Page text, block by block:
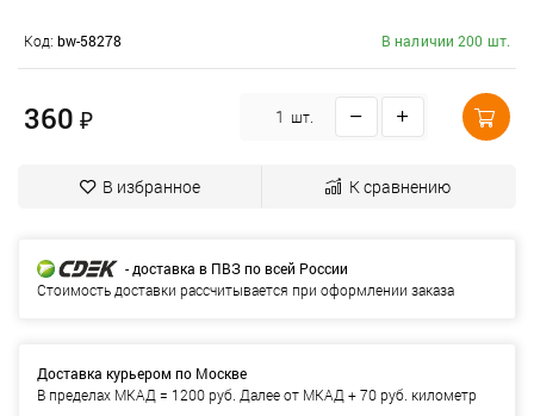
Код: bw-58278 В наличии 200 шт.
360 ₽ шт.
В избранное К сравнению
- доставка в ПВЗ по всей России
Стоимость доставки рассчитывается при оформлении заказа
Доставка курьером по Москве
В пределах МКАД = 1200 руб. Далее от МКАД + 70 руб. километр